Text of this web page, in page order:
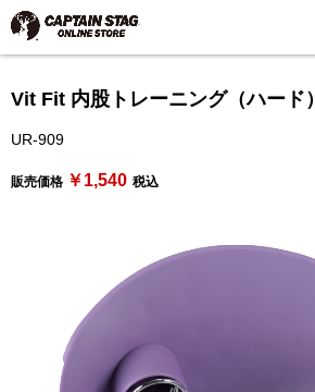
Vit Fit 内股トレーニング（ハード）
UR-909
販売価格 ￥1,540 税込